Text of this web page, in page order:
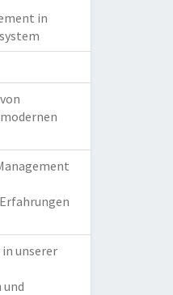
in
unserer